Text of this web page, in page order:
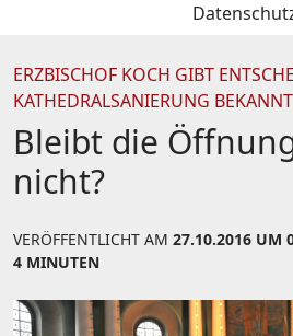
ERZBISCHOF KOCH GIBT
KATHEDRALSANIERUNG BEKANNT
Bleibt die
nicht?
VERÖFFENTLICHT AM 27.10.2016 UM
4 MINUTEN